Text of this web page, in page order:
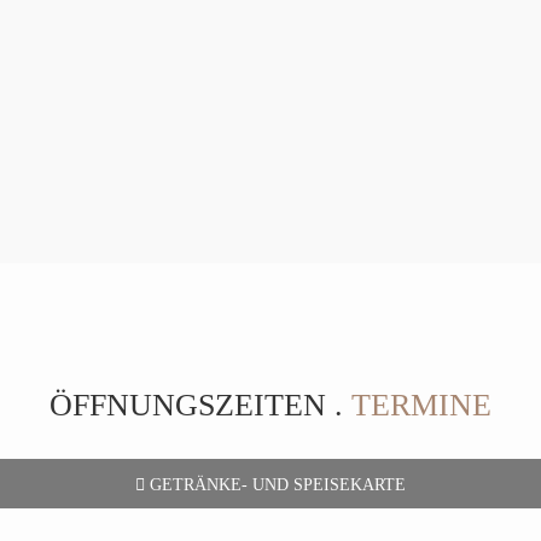
ÖFFNUNGSZEITEN . TERMINE
GETRÄNKE- UND SPEISEKARTE